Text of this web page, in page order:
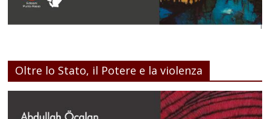
Oltre lo Stato, il Potere e la violenza